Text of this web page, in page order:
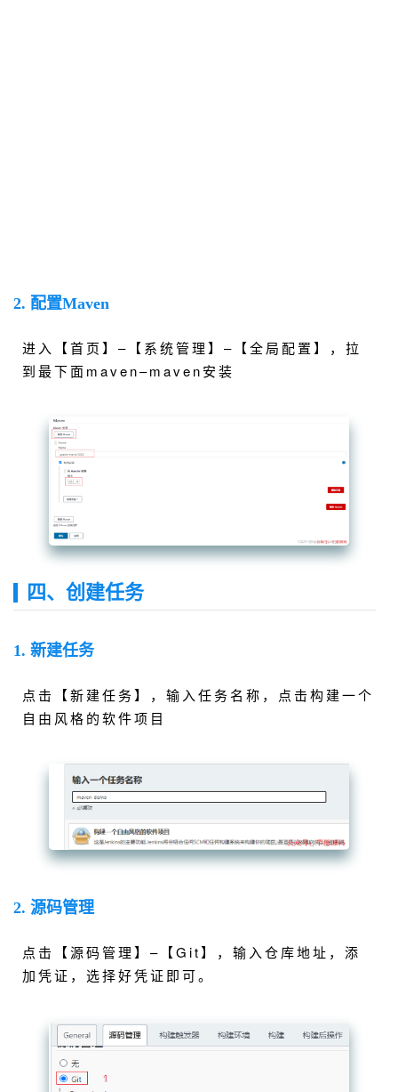
2. 配置Maven
进入【首页】–【系统管理】–【全局配置】，拉
到最下面maven–maven安装
四、创建任务
1. 新建任务
点击【新建任务】，输入任务名称，点击构建一个
自由风格的软件项目
2. 源码管理
点击【源码管理】–【Git】，输入仓库地址，添
加凭证，选择好凭证即可。